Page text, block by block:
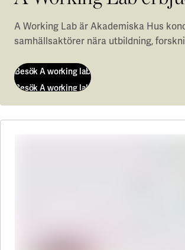
A Working Lab är Akademiska Hus
samhällsaktörer nära utbildning,
Besök A working lab
Besök A working lab